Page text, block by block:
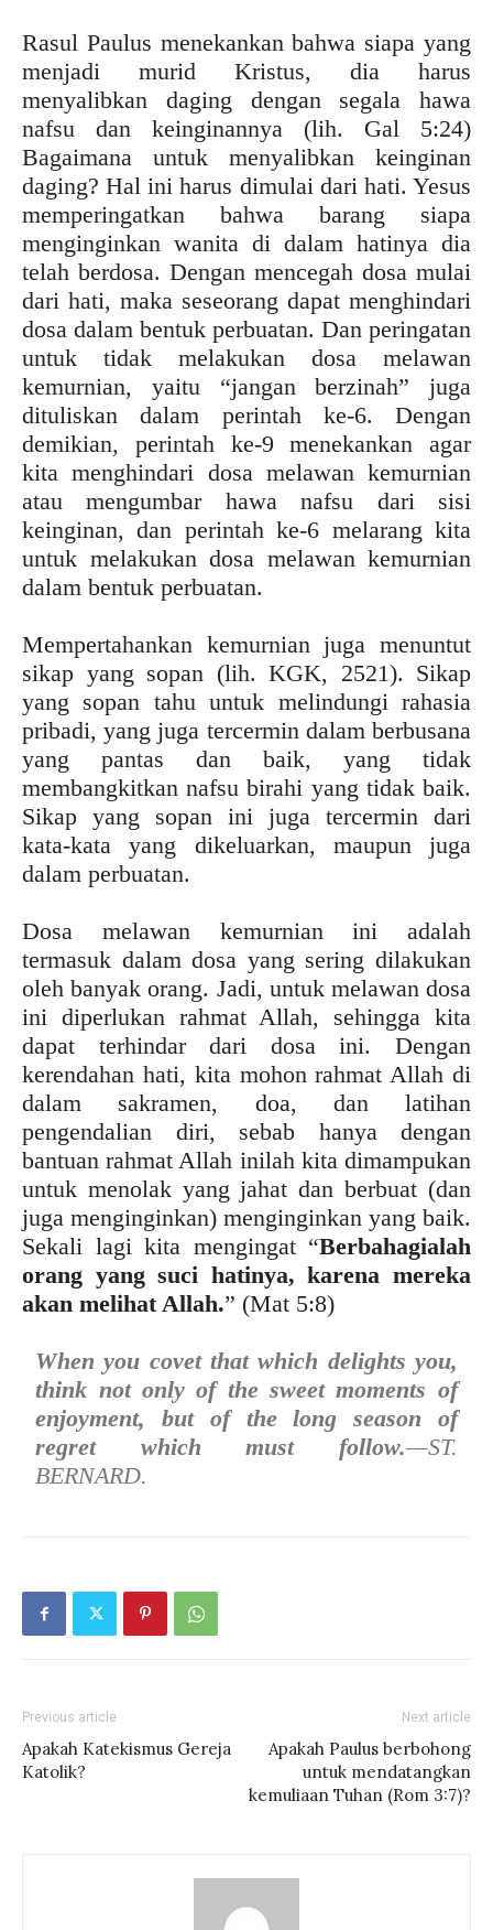
Rasul Paulus menekankan bahwa siapa yang
menjadi murid Kristus, dia harus
menyalibkan daging dengan segala hawa
nafsu dan keinginannya (lih. Gal 5:24)
Bagaimana untuk menyalibkan keinginan
daging? Hal ini harus dimulai dari hati. Yesus
memperingatkan bahwa barang siapa
menginginkan wanita di dalam hatinya dia
telah berdosa. Dengan mencegah dosa mulai
dari hati, maka seseorang dapat menghindari
dosa dalam bentuk perbuatan. Dan peringatan
untuk tidak melakukan dosa melawan
kemurnian, yaitu “jangan berzinah” juga
dituliskan dalam perintah ke-6. Dengan
demikian, perintah ke-9 menekankan agar
kita menghindari dosa melawan kemurnian
atau mengumbar hawa nafsu dari sisi
keinginan, dan perintah ke-6 melarang kita
untuk melakukan dosa melawan kemurnian
dalam bentuk perbuatan.
Mempertahankan kemurnian juga menuntut
sikap yang sopan (lih. KGK, 2521). Sikap
yang sopan tahu untuk melindungi rahasia
pribadi, yang juga tercermin dalam berbusana
yang pantas dan baik, yang tidak
membangkitkan nafsu birahi yang tidak baik.
Sikap yang sopan ini juga tercermin dari
kata-kata yang dikeluarkan, maupun juga
dalam perbuatan.
Dosa melawan kemurnian ini adalah
termasuk dalam dosa yang sering dilakukan
oleh banyak orang. Jadi, untuk melawan dosa
ini diperlukan rahmat Allah, sehingga kita
dapat terhindar dari dosa ini. Dengan
kerendahan hati, kita mohon rahmat Allah di
dalam sakramen, doa, dan latihan
pengendalian diri, sebab hanya dengan
bantuan rahmat Allah inilah kita dimampukan
untuk menolak yang jahat dan berbuat (dan
juga menginginkan) menginginkan yang baik.
Sekali lagi kita mengingat “Berbahagialah
orang yang suci hatinya, karena mereka
akan melihat Allah.” (Mat 5:8)
When you covet that which delights you,
think not only of the sweet moments of
enjoyment, but of the long season of
regret which must follow.—ST.
BERNARD.
Previous article
Apakah Katekismus Gereja
Katolik?
Next article
Apakah Paulus berbohong
untuk mendatangkan
kemuliaan Tuhan (Rom 3:7)?